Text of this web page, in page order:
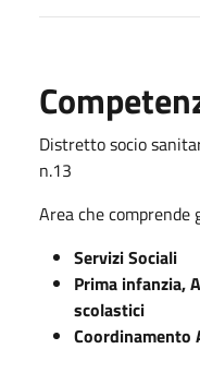
Distretto socio
n.13
Area che comprende
Servizi Sociali
Prima infanzia,
scolastici
Coordinamento